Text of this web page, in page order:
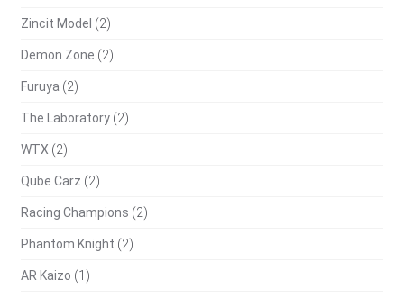
Zincit Model (2)
Demon Zone (2)
Furuya (2)
The Laboratory (2)
WTX (2)
Qube Carz (2)
Racing Champions (2)
Phantom Knight (2)
AR Kaizo (1)